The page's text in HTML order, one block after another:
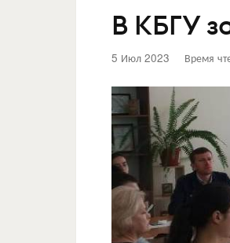
В КБГУ
5 Июл 2023 Время